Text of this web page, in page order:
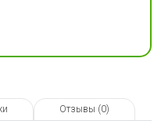
Отзывы (0)